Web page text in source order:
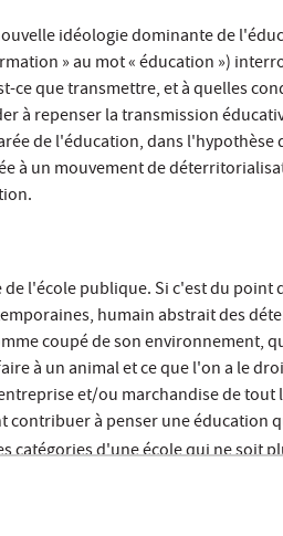
idéologie dominante de
» au mot « éducation »)
ce que transmettre, et à quelles
à repenser la transmission
de l'éducation, dans l'hypothèse
à un mouvement de
l'école publique. Si c'est du point
humain abstrait des
coupé de son environnement,
à un animal et ce que l'on a le
et/ou marchandise de tout
contribuer à penser une éducation
catégories d'une école qui ne soit